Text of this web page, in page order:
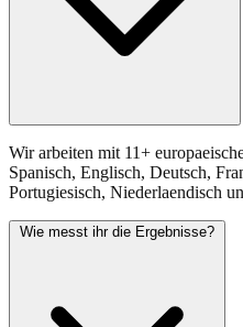
Wir arbeiten mit 11+
Spanisch, Englisch, Deutsch,
Portugiesisch, Niederlaendisch
Wie messt ihr die Ergebnisse?